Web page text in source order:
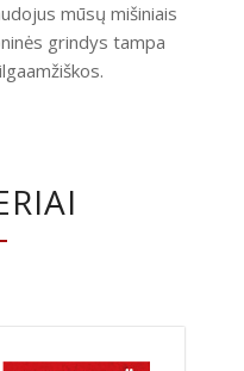
mūsų mišiniais
grindys tampa